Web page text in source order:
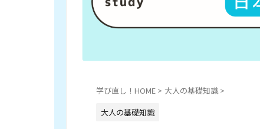
学び直し！HOME > 大人の基礎知識 >
大人の基礎知識